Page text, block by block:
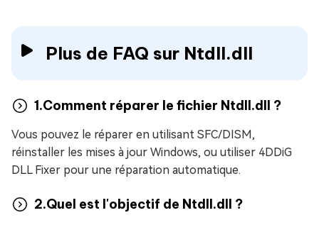
Plus de FAQ sur Ntdll.dll
1.Comment réparer le fichier Ntdll.dll ?
Vous pouvez le réparer en utilisant SFC/DISM,
réinstaller les mises à jour Windows, ou utiliser 4DDiG
DLL Fixer pour une réparation automatique.
2.Quel est l'objectif de Ntdll.dll ?